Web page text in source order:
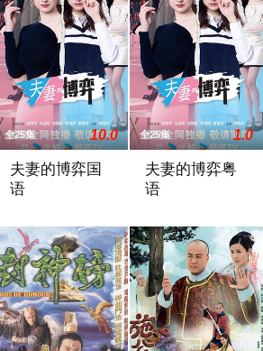
全25集 10.0
夫妻的博弈国
语
全25集 1.0
夫妻的博弈粤
语